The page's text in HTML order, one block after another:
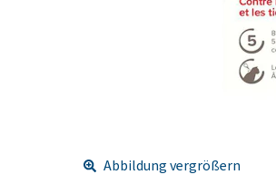
Abbildung vergrößern